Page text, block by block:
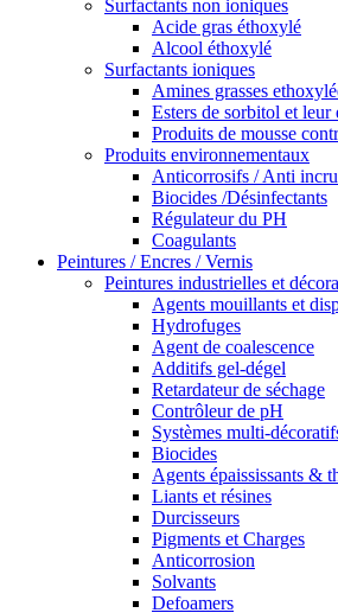
Surfactants non ioniques
Acide gras éthoxylé
Alcool éthoxylé
Surfactants ioniques
Amines grasses
Esters de sorbitol et leur
Produits de mousse
Produits environnementaux
Anticorrosifs / Anti
Biocides /Désinfectants
Régulateur du PH
Coagulants
Peintures / Encres / Vernis
Peintures industrielles et
Agents mouillants et
Hydrofuges
Agent de coalescence
Additifs gel-dégel
Retardateur de séchage
Contrôleur de pH
Systèmes multi-
Biocides
Agents épaississants &
Liants et résines
Durcisseurs
Pigments et Charges
Anticorrosion
Solvants
Defoamers